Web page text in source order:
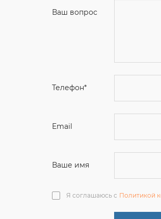
Ваш вопрос
Я соглашаюсь с